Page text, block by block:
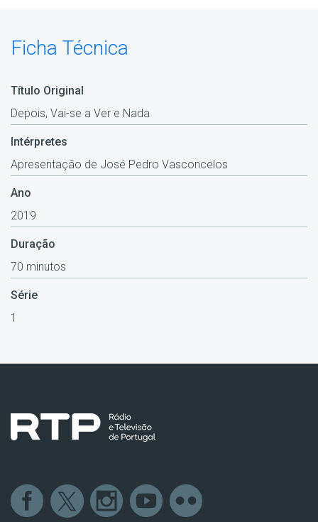
Ficha Técnica
Título Original
Depois, Vai-se a Ver e Nada
Intérpretes
Apresentação de José Pedro Vasconcelos
Ano
2019
Duração
70 minutos
Série
1